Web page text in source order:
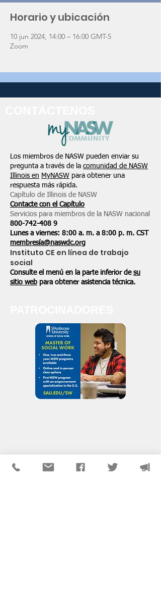
Horario y ubicación
10 jun 2024, 14:00 – 16:00 GMT-5
Zoom
Los miembros de NASW pueden enviar su
pregunta a través de la comunidad de NASW
Illinois en MyNASW para obtener una
respuesta más rápida.
Capítulo de Illinois de NASW
Contacte con el Capítulo
Servicios para miembros de la NASW nacional
800-742-408 9
Lunes a viernes: 8:00 a. m. a 8:00 p. m. CST
membresía@naswdc.org
Instituto CE en línea de trabajo
social
Consulte el menú en la parte inferior de su
sitio web para obtener asistencia técnica.